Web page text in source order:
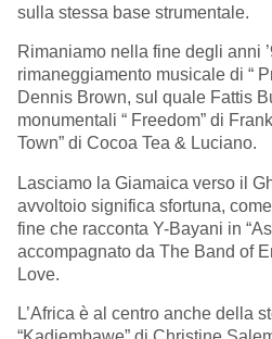
sulla stessa base strumentale.
Rimaniamo nella fine degli anni
rimaneggiamento musicale di “
Dennis Brown, sul quale Fattis
monumentali “ Freedom” di
Town” di Cocoa Tea & Luciano.
Lasciamo la Giamaica verso il
avvoltoio significa sfortuna,
fine che racconta Y-Bayani in
accompagnato da The Band of
Love.
L’Africa è al centro anche della